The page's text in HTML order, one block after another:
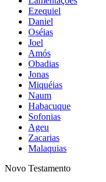
Ezequiel
Daniel
Oséias
Joel
Amós
Obadias
Jonas
Miquéias
Naum
Habacuque
Sofonias
Ageu
Zacarias
Malaquias
Novo Testamento